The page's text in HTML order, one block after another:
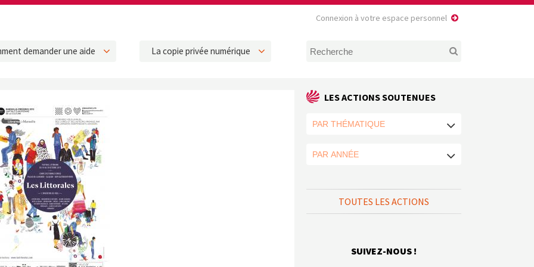
demander une aide La copie privée numérique
Connexion à votre espace personnel
LES ACTIONS SOUTENUES
TOUTES LES ACTIONS
SUIVEZ-NOUS !